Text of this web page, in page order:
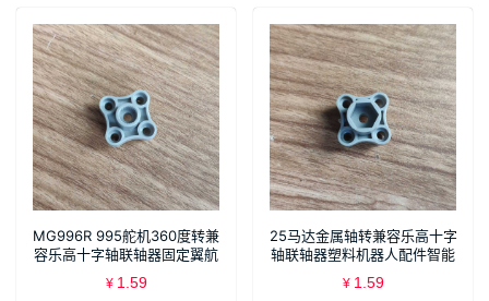
MG996R 995舵机360度转兼
容乐高十字轴联轴器固定翼航
模遥控飞机配件
¥ 1.59
25马达金属轴转兼容乐高十字
轴联轴器塑料机器人配件智能
小车
¥ 1.59